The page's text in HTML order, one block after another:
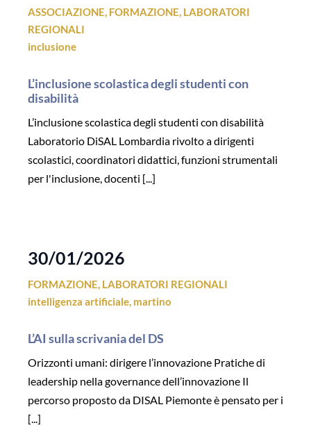
ASSOCIAZIONE, FORMAZIONE, LABORATORI
REGIONALI
inclusione
L’inclusione scolastica degli studenti con
disabilità
L’inclusione scolastica degli studenti con disabilità
Laboratorio DiSAL Lombardia rivolto a dirigenti
scolastici, coordinatori didattici, funzioni strumentali
per l'inclusione, docenti [...]
30/01/2026
FORMAZIONE, LABORATORI REGIONALI
intelligenza artificiale, martino
L’AI sulla scrivania del DS
Orizzonti umani: dirigere l’innovazione Pratiche di
leadership nella governance dell’innovazione Il
percorso proposto da DISAL Piemonte è pensato per i
[...]